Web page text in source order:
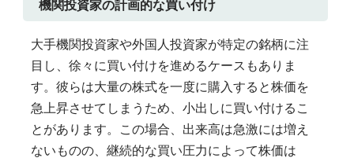
機関投資家の計画的な買い付け
大手機関投資家や外国人投資家が特定の銘柄に注
目し、徐々に買い付けを進めるケースもありま
す。彼らは大量の株式を一度に購入すると株価を
急上昇させてしまうため、小出しに買い付けるこ
とがあります。この場合、出来高は急激には増え
ないものの、継続的な買い圧力によって株価は